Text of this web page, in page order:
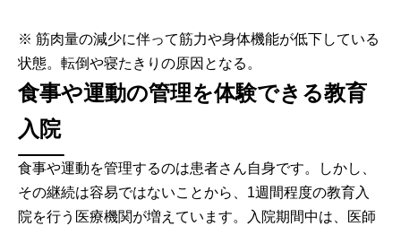
※ 筋肉量の減少に伴って筋力や身体機能が低下している
状態。転倒や寝たきりの原因となる。
食事や運動の管理を体験できる教育
入院
食事や運動を管理するのは患者さん自身です。しかし、
その継続は容易ではないことから、1週間程度の教育入
院を行う医療機関が増えています。入院期間中は、医師